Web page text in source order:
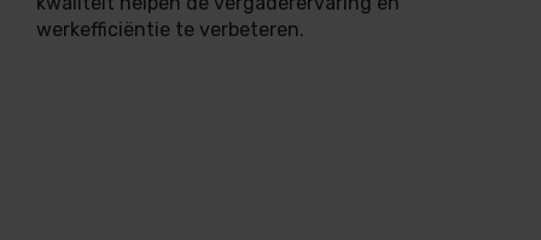
werkefficiëntie te verbeteren.